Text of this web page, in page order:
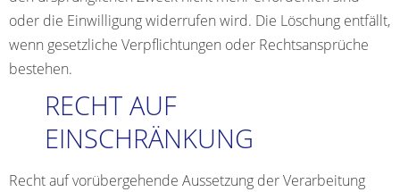
oder die Einwilligung widerrufen wird. Die Löschung entfällt,
wenn gesetzliche Verpflichtungen oder Rechtsansprüche
bestehen.
RECHT AUF
EINSCHRÄNKUNG
Recht auf vorübergehende Aussetzung der Verarbeitung